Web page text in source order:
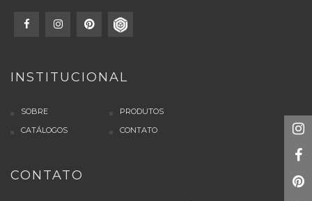
INSTITUCIONAL
SOBRE
PRODUTOS
CATÁLOGOS
CONTATO
CONTATO